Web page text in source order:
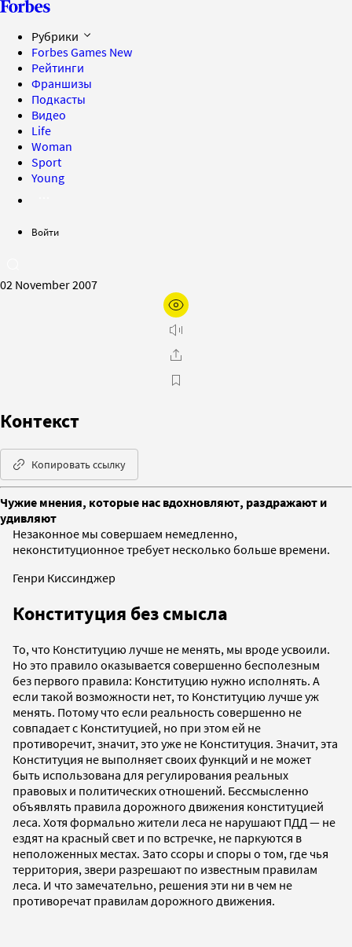
Рубрики
Forbes Games New
Рейтинги
Франшизы
Подкасты
Видео
Life
Woman
Sport
Young
Войти
02 November 2007
Контекст
Копировать ссылку
Чужие мнения, которые нас вдохновляют, раздражают и
удивляют
Незаконное мы совершаем немедленно,
неконституционное требует несколько больше времени.
Генри Киссинджер
Конституция без смысла
То, что Конституцию лучше не менять, мы вроде усвоили.
Но это правило оказывается совершенно бесполезным
без первого правила: Конституцию нужно исполнять. А
если такой возможности нет, то Конституцию лучше уж
менять. Потому что если реальность совершенно не
совпадает с Конституцией, но при этом ей не
противоречит, значит, это уже не Конституция. Значит, эта
Конституция не выполняет своих функций и не может
быть использована для регулирования реальных
правовых и политических отношений. Бессмысленно
объявлять правила дорожного движения конституцией
леса. Хотя формально жители леса не нарушают ПДД — не
ездят на красный свет и по встречке, не паркуются в
неположенных местах. Зато ссоры и споры о том, где чья
территория, звери разрешают по известным правилам
леса. И что замечательно, решения эти ни в чем не
противоречат правилам дорожного движения.